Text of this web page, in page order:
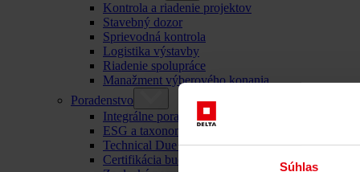
Súhlas
Kontrola a riadenie projektov
Stavebný dozor
Sprievodná kontrola
Logistika výstavby
Riadenie spolupráce
Manažment výberového konania
Poradenstvo
Integrálne poradenstvo
ESG a taxonomické poradenstvo EÚ pre trvalo
Technical Due Diligence
Certifikácia budov